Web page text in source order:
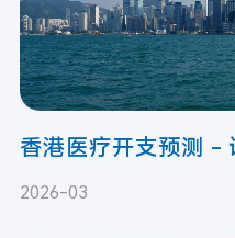
香港医疗开支预测 -
2026-03